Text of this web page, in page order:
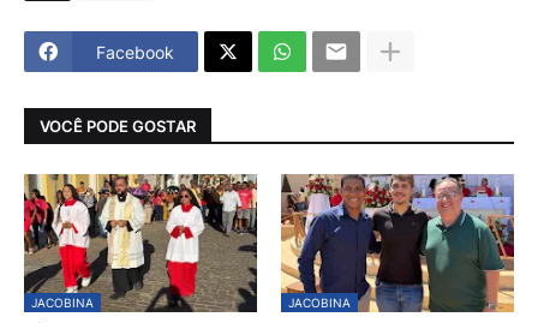
Facebook
VOCÊ PODE GOSTAR
JACOBINA JACOBINA